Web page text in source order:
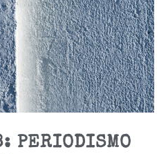
PERIODISMO